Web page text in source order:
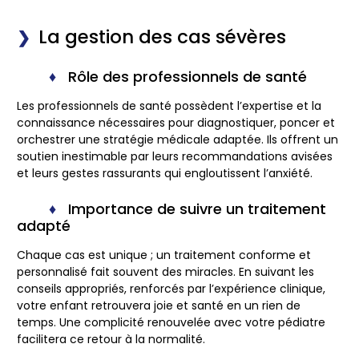
La gestion des cas sévères
Rôle des professionnels de santé
Les professionnels de santé possèdent l’expertise et la
connaissance nécessaires pour diagnostiquer, poncer et
orchestrer une stratégie médicale adaptée. Ils offrent un
soutien inestimable par leurs recommandations avisées
et leurs gestes rassurants qui engloutissent l’anxiété.
Importance de suivre un traitement
adapté
Chaque cas est unique ; un traitement conforme et
personnalisé fait souvent des miracles. En suivant les
conseils appropriés, renforcés par l’expérience clinique,
votre enfant retrouvera joie et santé en un rien de
temps. Une complicité renouvelée avec votre pédiatre
facilitera ce retour à la normalité.